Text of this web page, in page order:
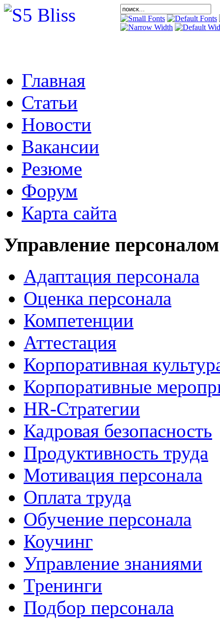
Главная
Статьи
Новости
Вакансии
Резюме
Форум
Карта сайта
Управление персоналом
Адаптация персонала
Оценка персонала
Компетенции
Аттестация
Корпоративная
Корпоративные
HR-Стратегии
Кадровая безопасность
Продуктивность труда
Мотивация персонала
Оплата труда
Обучение персонала
Коучинг
Управление знаниями
Тренинги
Подбор персонала